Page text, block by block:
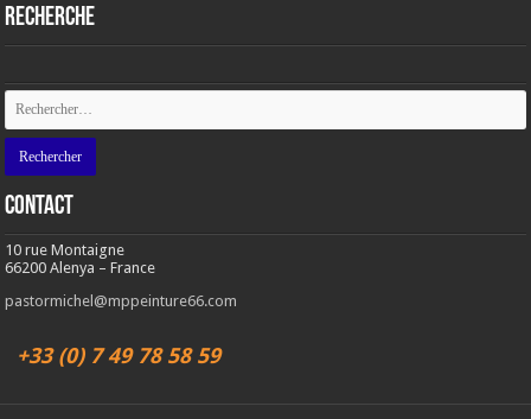
RECHERCHE
Contact
10 rue Montaigne
66200 Alenya – France
pastormichel@mppeinture66.com
+33 (0) 7 49 78 58 59